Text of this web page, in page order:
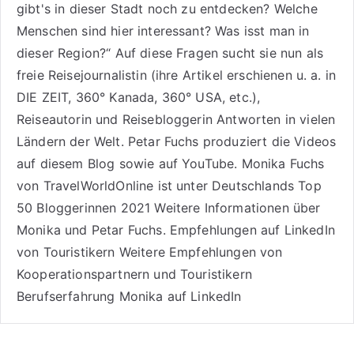
gibt's in dieser Stadt noch zu entdecken? Welche
Menschen sind hier interessant? Was isst man in
dieser Region?“ Auf diese Fragen sucht sie nun als
freie Reisejournalistin (ihre Artikel erschienen u. a. in
DIE ZEIT, 360° Kanada, 360° USA, etc.),
Reiseautorinund Reisebloggerin Antworten in vielen
Ländern der Welt. Petar Fuchs produziert die Videos
auf diesem Blog sowie aufYouTube. Monika Fuchs
von TravelWorldOnline ist unter Deutschlands Top
50 Bloggerinnen 2021 Weitere Informationen über
Monika und Petar Fuchs. Empfehlungen auf LinkedIn
von Touristikern Weitere Empfehlungen von
Kooperationspartnern und Touristikern
Berufserfahrung Monika auf LinkedIn